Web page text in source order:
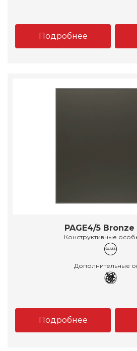
Подробнее
PAGE4/5
Конструктивные
Дополнительные
Подробнее